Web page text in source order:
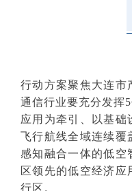
行动方案聚焦大连市
通信行业要充分发挥
应用为牵引、以基础
飞行航线全域连续覆
感知融合一体的低空
区领先的低空经济应
行区。